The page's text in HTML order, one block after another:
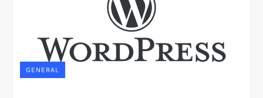
GENERAL